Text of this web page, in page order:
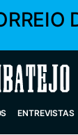
ENTREVISTAS